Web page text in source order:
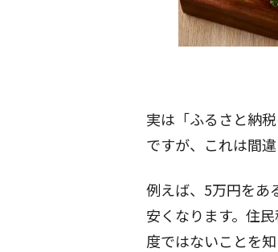
実は「ふるさと納
ですが、これは間
例えば、5万円をあ
安くなります。住
度ではないことを知